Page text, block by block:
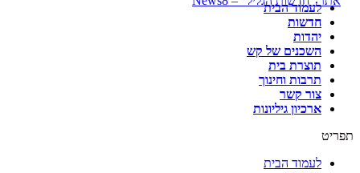
לעמוד הבית
חדשות
יהדות
השכנים של קש
תוצרת בית
תרבות וחינוך
צור קשר
ארכיון גיליונות
תפריט
לעמוד הבית